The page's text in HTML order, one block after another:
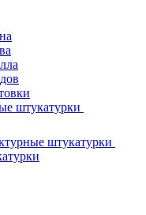
штукатурки
штукатурки